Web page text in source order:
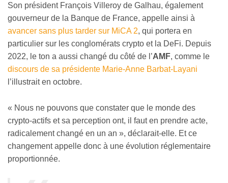
Son président François Villeroy de Galhau, également
gouverneur de la Banque de France, appelle ainsi à
avancer sans plus tarder sur MiCA 2, qui portera en
particulier sur les conglomérats crypto et la DeFi. Depuis
2022, le ton a aussi changé du côté de l’AMF, comme le
discours de sa présidente Marie-Anne Barbat-Layani
l’illustrait en octobre.
« Nous ne pouvons que constater que le monde des
crypto-actifs et sa perception ont, il faut en prendre acte,
radicalement changé en un an », déclarait-elle. Et ce
changement appelle donc à une évolution réglementaire
proportionnée.